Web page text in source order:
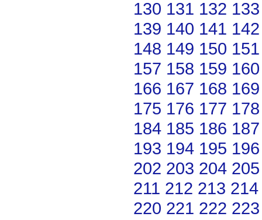
130 131 132 133
139 140 141 142
148 149 150 151
157 158 159 160
166 167 168 169
175 176 177 178
184 185 186 187
193 194 195 196
202 203 204 205
211 212 213 214
220 221 222 223